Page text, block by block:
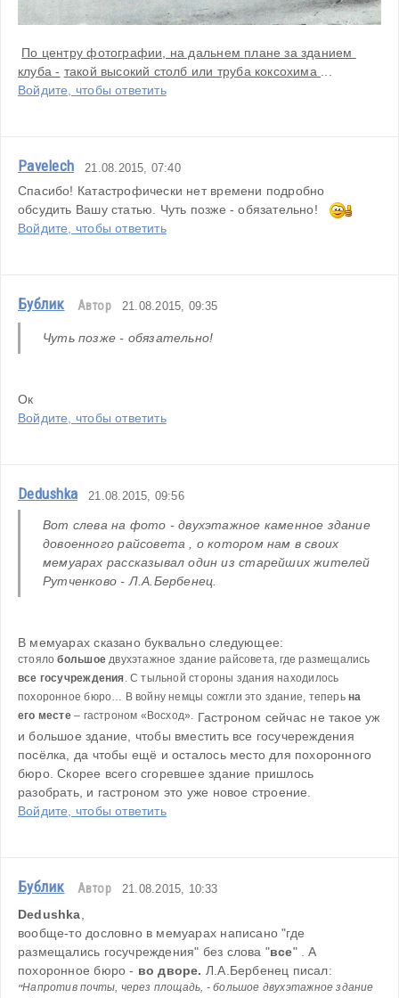
По центру фотографии, на дальнем плане за зданием
клуба - такой высокий столб или труба коксохима
Войдите, чтобы ответить
Pavelech 21.08.2015, 07:40
Спасибо! Катастрофически нет времени подробно
обсудить Вашу статью. Чуть позже - обязательно!
Войдите, чтобы ответить
Бублик Автор 21.08.2015, 09:35
Чуть позже - обязательно!
Ок
Войдите, чтобы ответить
Dedushka 21.08.2015, 09:56
Вот слева на фото - двухэтажное каменное здание
довоенного райсовета , о котором нам в своих
мемуарах рассказывал один из старейших жителей
Рутченково - Л.А.Бербенец.
В мемуарах сказано буквально следующее:
стояло большое двухэтажное здание райсовета, где размещались
все госучреждения. С тыльной стороны здания находилось
похоронное бюро… В войну немцы сожгли это здание, теперь на
его месте – гастроном «Восход». Гастроном сейчас не такое уж
и большое здание, чтобы вместить все госучереждения
посёлка, да чтобы ещё и осталось место для похоронного
бюро. Скорее всего сгоревшее здание пришлось
разобрать, и гастроном это уже новое строение.
Войдите, чтобы ответить
Бублик Автор 21.08.2015, 10:33
Dedushka
вообще-то дословно в мемуарах написано "где
размещались госучреждения" без слова "все" . А
похоронное бюро - во дворе. Л.А.Бербенец писал:
"Напротив почты, через площадь, - большое двухэтажное здание